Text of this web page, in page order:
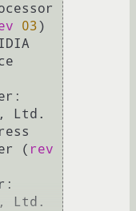
03
Ltd.
( rev
Ltd.